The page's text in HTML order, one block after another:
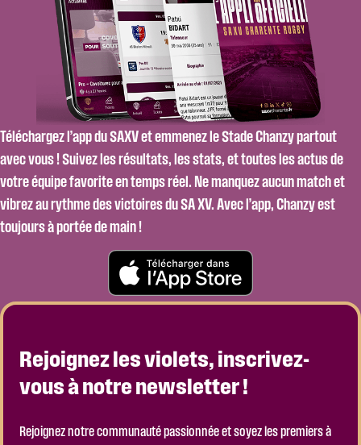
Téléchargez l’app du SAXV et emmenez le Stade Chanzy partout
avec vous ! Suivez les résultats, les stats, et toutes les actus de
votre équipe favorite en temps réel. Ne manquez aucun match et
vibrez au rythme des victoires du SA XV. Avec l’app, Chanzy est
toujours à portée de main !
Rejoignez les violets, inscrivez-
vous à notre newsletter !
Rejoignez notre communauté passionnée et soyez les premiers à